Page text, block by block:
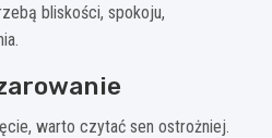
bliskości, spokoju,
warto czytać sen ostrożniej.